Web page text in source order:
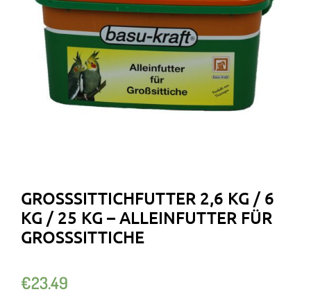
GROSSSITTICHFUTTER 2,6 KG / 6 K
G / 25 KG – ALLEINFUTTER FÜR G
ROSSSITTICHE
€23.49